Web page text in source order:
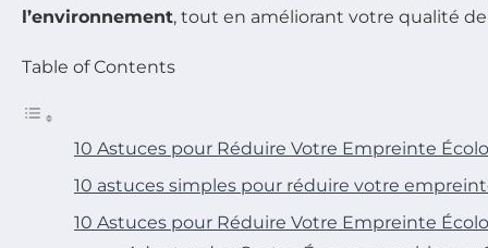
l’environnement, tout en améliorant votre qualité de
Table of Contents
10 Astuces pour Réduire Votre Empreinte
10 astuces simples pour réduire votre
10 Astuces pour Réduire Votre Empreinte